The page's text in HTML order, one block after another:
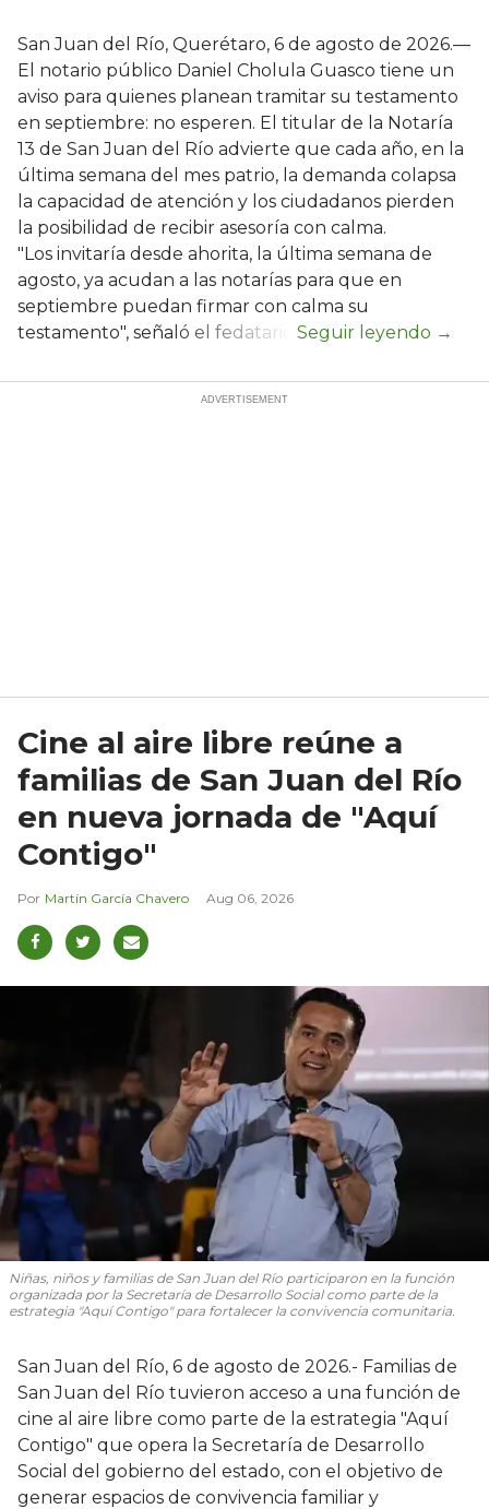
San Juan del Río, Querétaro, 6 de agosto de 2026.—
El notario público Daniel Cholula Guasco tiene un
aviso para quienes planean tramitar su testamento
en septiembre: no esperen. El titular de la Notaría
13 de San Juan del Río advierte que cada año, en la
última semana del mes patrio, la demanda colapsa
la capacidad de atención y los ciudadanos pierden
la posibilidad de recibir asesoría con calma.
"Los invitaría desde ahorita, la última semana de
agosto, ya acudan a las notarías para que en
septiembre puedan firmar con calma su
testamento", señaló el fedatario.
Cine al aire libre reúne a
familias de San Juan del Río
en nueva jornada de "Aquí
Contigo"
Martín García Chavero Aug 06, 2026
Niñas, niños y familias de San Juan del Río participaron en la función
organizada por la Secretaría de Desarrollo Social como parte de la
estrategia "Aquí Contigo" para fortalecer la convivencia comunitaria.
San Juan del Río, 6 de agosto de 2026.- Familias de
San Juan del Río tuvieron acceso a una función de
cine al aire libre como parte de la estrategia "Aquí
Contigo" que opera la Secretaría de Desarrollo
Social del gobierno del estado, con el objetivo de
generar espacios de convivencia familiar y